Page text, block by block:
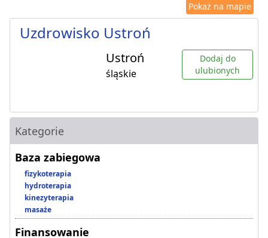
Pokaż na mapie
Uzdrowisko Ustroń
Ustroń
śląskie
Dodaj do
ulubionych
Kategorie
Baza zabiegowa
fizykoterapia
hydroterapia
kinezyterapia
masaże
Finansowanie